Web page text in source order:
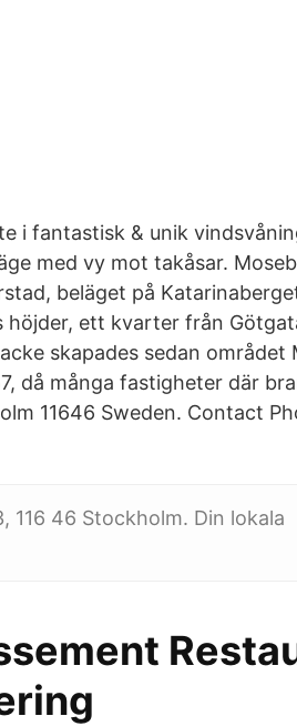
i fantastisk & unik
med vy mot takåsar.
beläget på
höjder, ett kvarter från
skapades sedan området
då många fastigheter där
11646 Sweden. Contact
116 46 Stockholm. Din lokala